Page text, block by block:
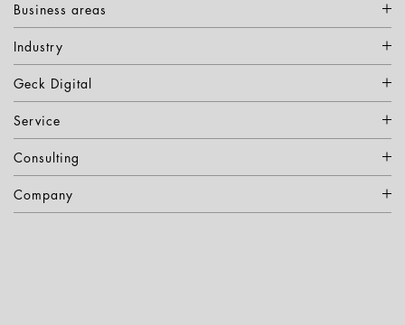
Business areas
Industry
Geck Digital
Service
Consulting
Company